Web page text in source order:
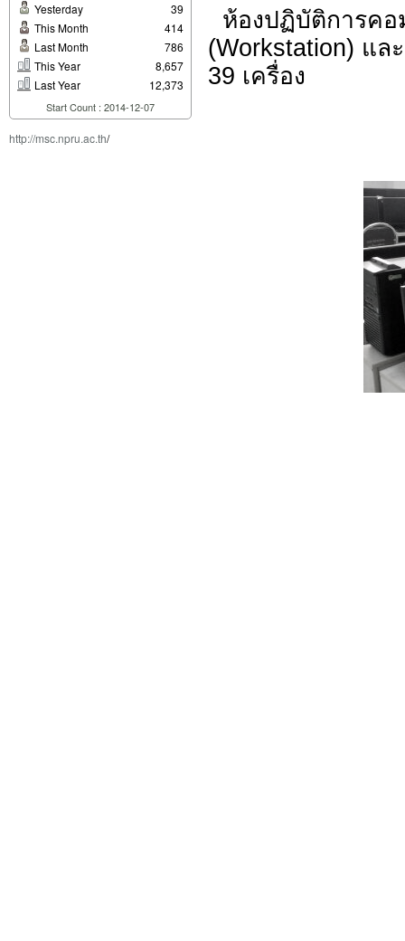
Yesterday
39
This Month
414
Last Month
786
This Year
8,657
Last Year
12,373
Start Count : 2014-12-07
http://msc.npru.ac.th/
ห้องปฏิบัติการคอ
(Workstation) แล
39 เครื่อง